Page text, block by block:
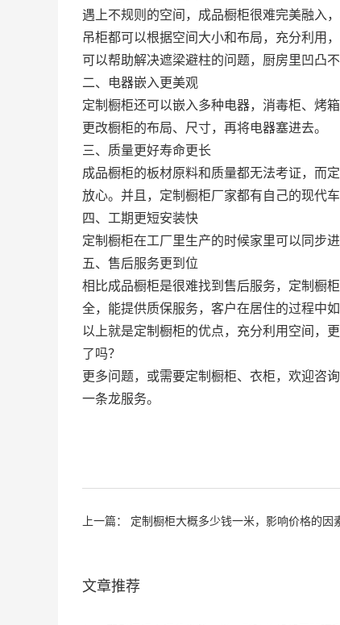
遇上不规则的空间，成品橱柜很难完美融入
吊柜都可以根据空间大小和布局，充分利用
可以帮助解决遮梁避柱的问题，厨房里凹凸
二、电器嵌入更美观
定制橱柜还可以嵌入多种电器，消毒柜、烤
更改橱柜的布局、尺寸，再将电器塞进去。
三、质量更好寿命更长
成品橱柜的板材原料和质量都无法考证，而
放心。并且，定制橱柜厂家都有自己的现代
四、工期更短安装快
定制橱柜在工厂里生产的时候家里可以同步
五、售后服务更到位
相比成品橱柜是很难找到售后服务，定制橱
全，能提供质保服务，客户在居住的过程中
以上就是定制橱柜的优点，充分利用空间，
了吗？
更多问题，或需要定制橱柜、衣柜，欢迎咨
一条龙服务。
上一篇： 定制橱柜大概多少钱一米，影响价格的因
文章推荐